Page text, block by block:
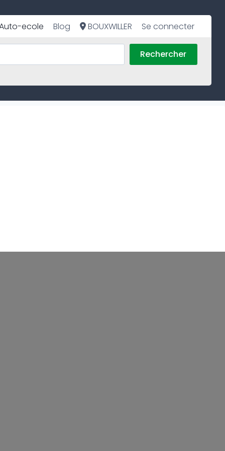
ecole Blog BOUXWILLER Se connecter
Rechercher